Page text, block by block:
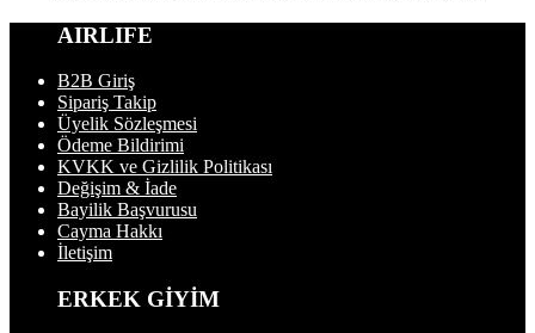
AIRLIFE
B2B Giriş
Sipariş Takip
Üyelik Sözleşmesi
Ödeme Bildirimi
KVKK ve Gizlilik Politikası
Değişim & İade
Bayilik Başvurusu
Cayma Hakkı
İletişim
ERKEK GİYİM